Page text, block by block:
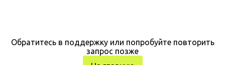
Обратитесь в поддержку или попробуйте повторить
запрос позже